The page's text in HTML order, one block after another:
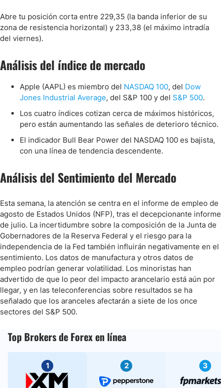
Abre tu posición corta entre 229,35 (la banda inferior de su
zona de resistencia horizontal) y 233,38 (el máximo intradía
del viernes).
Análisis del índice de mercado
Apple (AAPL) es miembro del NASDAQ 100, del Dow
Jones Industrial Average, del S&P 100 y del S&P 500.
Los cuatro índices cotizan cerca de máximos históricos,
pero están aumentando las señales de deterioro técnico.
El indicador Bull Bear Power del NASDAQ 100 es bajista,
con una línea de tendencia descendente.
Análisis del Sentimiento del Mercado
Esta semana, la atención se centra en el informe de empleo de
agosto de Estados Unidos (NFP), tras el decepcionante informe
de julio. La incertidumbre sobre la composición de la Junta de
Gobernadores de la Reserva Federal y el riesgo para la
independencia de la Fed también influirán negativamente en el
sentimiento. Los datos de manufactura y otros datos de
empleo podrían generar volatilidad. Los minoristas han
advertido de que lo peor del impacto arancelario está aún por
llegar, y en las teleconferencias sobre resultados se ha
señalado que los aranceles afectarán a siete de los once
sectores del S&P 500.
Top Brokers de Forex en línea
1 2 3